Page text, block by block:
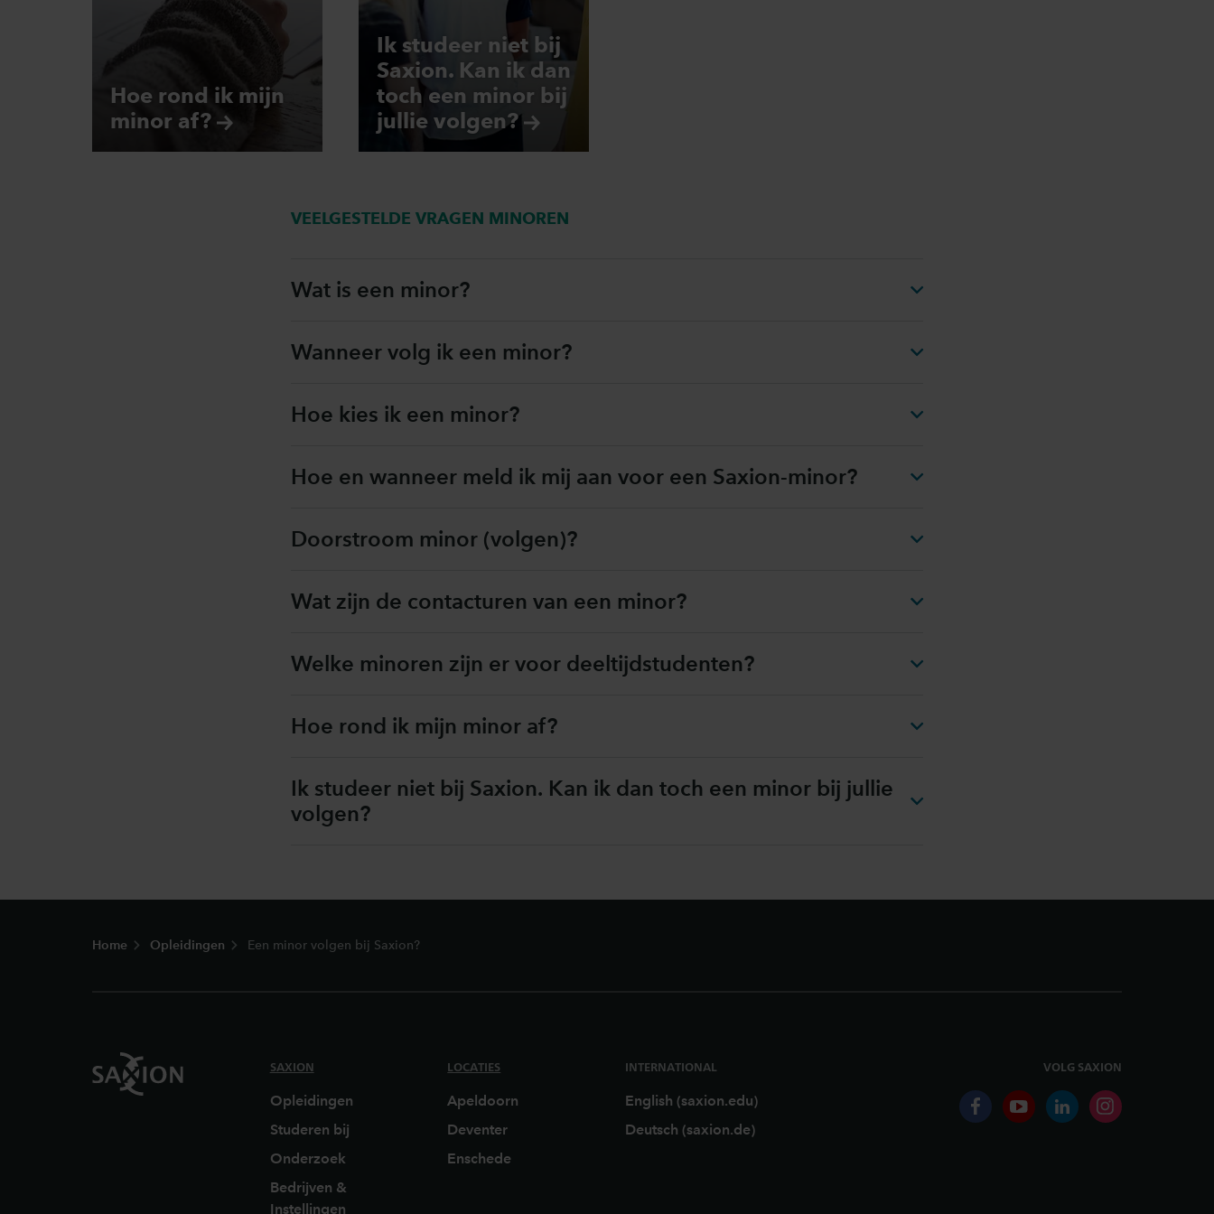
Hoe rond ik mijn
minor af?
Ik studeer niet bij
Saxion. Kan ik dan
toch een minor bij
jullie volgen?
VEELGESTELDE VRAGEN MINOREN
Wat is een minor?
Wanneer volg ik een minor?
Hoe kies ik een minor?
Hoe en wanneer meld ik mij aan voor een Saxion-minor?
Doorstroom minor (volgen)?
Wat zijn de contacturen van een minor?
Welke minoren zijn er voor deeltijdstudenten?
Hoe rond ik mijn minor af?
Ik studeer niet bij Saxion. Kan ik dan toch een minor bij jullie
volgen?
Home Opleidingen Een minor volgen bij Saxion?
SAXION
Opleidingen
Studeren bij
Onderzoek
Bedrijven &
Instellingen
LOCATIES
Apeldoorn
Deventer
Enschede
INTERNATIONAL
English (saxion.edu)
Deutsch (saxion.de)
VOLG SAXION
facebookyoutubelinkedininstagram